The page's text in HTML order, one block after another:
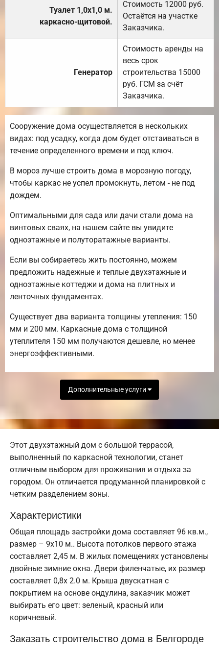
Туалет 1,0х1,0 м.
каркасно-щитовой.
Стоимость 12000 руб.
Остаётся на участке
Заказчика.
Генератор
Стоимость аренды на
весь срок
строительства 15000
руб. ГСМ за счёт
Заказчика.
Сооружение дома осуществляется в нескольких
видах: под усадку, когда дом будет отстаиваться в
течение определенного времени и под ключ.
В мороз лучше строить дома в морозную погоду,
чтобы каркас не успел промокнуть, летом - не под
дождем.
Оптимальными для сада или дачи стали дома на
винтовых сваях, на нашем сайте вы увидите
одноэтажные и полуторатажные варианты.
Если вы собираетесь жить постоянно, можем
предложить надежные и теплые двухэтажные и
одноэтажные коттеджи и дома на плитных и
ленточных фундаментах.
Существует два варианта толщины утепления: 150
мм и 200 мм. Каркасные дома с толщиной
утеплителя 150 мм получаются дешевле, но менее
энергоэффективными.
Дополнительные услуги
Этот двухэтажный дом с большой террасой,
выполненный по каркасной технологии, станет
отличным выбором для проживания и отдыха за
городом. Он отличается продуманной планировкой с
четким разделением зоны.
Характеристики
Общая площадь застройки дома составляет 96 кв.м.,
размер – 9х10 м.. Высота потолков первого этажа
составляет 2,45 м. В жилых помещениях установлены
двойные зимние окна. Двери филенчатые, их размер
составляет 0,8x 2.0 м. Крыша двускатная с
покрытием на основе ондулина, заказчик может
выбирать его цвет: зеленый, красный или
коричневый.
Заказать строительство дома в Белгороде